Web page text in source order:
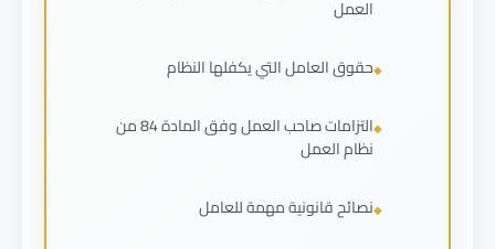
العمل
حقوق العامل التي يكفلها النظام
التزامات صاحب العمل وفق المادة 84 من
نظام العمل
نصائح قانونية مهمة للعامل